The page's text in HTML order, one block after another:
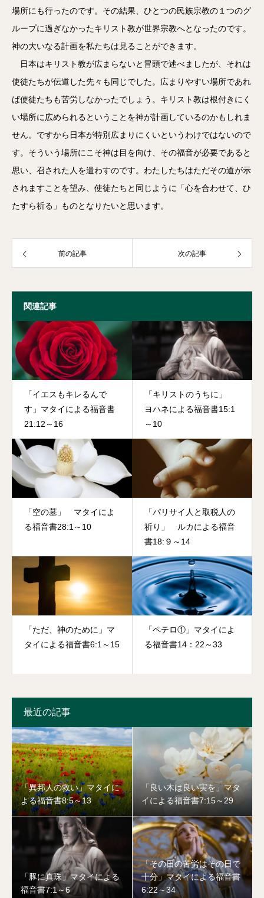
場所にも行ったのです。その結果、ひとつの民族宗教の１つのグ
ループに過ぎなかったキリスト教が世界宗教へとなったのです。
神の大いなる計画を私たちは見ることができます。
日本はキリスト教が広まらないと冒頭で述べましたが、それは
使徒たちが伝道した先々も同じでした。広まりやすい場所であれ
ば使徒たちも苦労しなかったでしょう。キリスト教は根付きにく
い場所に広められるということを神が計画しているのかもしれま
せん。ですから日本が特別広まりにくいというわけではないので
す。そういう場所にこそ神は目を向け、その福音が必要であると
思い、召された人を遣わすのです。わたしたちはただその道が示
されますことを望み、使徒たちと同じように「心を合わせて、ひ
たすら祈る」ものとなりたいと思います。
前の記事 次の記事
関連記事
「イエスもキレるんで
す」マタイによる福音書
21:12～16
「キリストのうちに」
ヨハネによる福音書15:1
～10
「空の墓」 マタイによ
る福音書28:1～10
「パリサイ人と取税人の
祈り」 ルカによる福音
書18:９～14
「ただ、神のために」マ
タイによる福音書6:1～15
「ペテロ①」マタイによ
る福音書14：22～33
最近の記事
「異邦人の救い」マタイに
よる福音書8:5～13
「良い木は良い実を」マタ
イによる福音書7:15～29
「豚に真珠」マタイによる
福音書7:1～6
「その日の苦労はその日で
十分」マタイによる福音書
6:22～34